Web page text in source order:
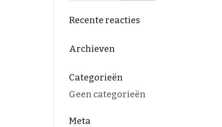
Recente reacties
Archieven
Categorieën
Geen categorieën
Meta